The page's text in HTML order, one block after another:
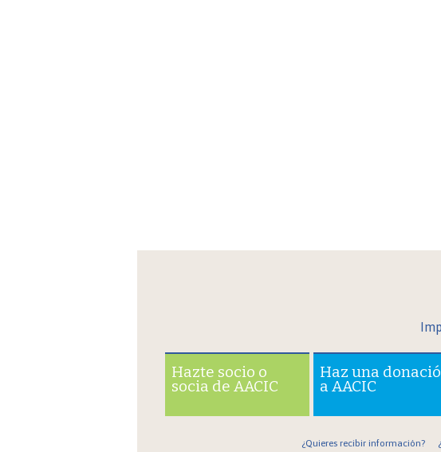
Hazte socio o
socia de AACIC
Haz una
a AACIC
¿Quieres recibir información?